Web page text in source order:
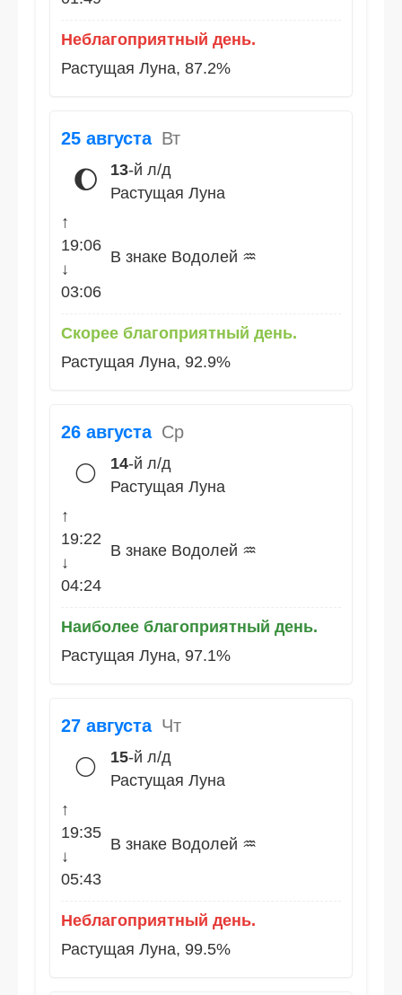
Неблагоприятный день.
Растущая Луна, 87.2%
25 августа Вт
🌔 13-й л/д
Растущая Луна
↑
19:06
↓
03:06
В знаке Водолей ♒
Скорее благоприятный день.
Растущая Луна, 92.9%
26 августа Ср
🌕 14-й л/д
Растущая Луна
↑
19:22
↓
04:24
В знаке Водолей ♒
Наиболее благоприятный день.
Растущая Луна, 97.1%
27 августа Чт
🌕 15-й л/д
Растущая Луна
↑
19:35
↓
05:43
В знаке Водолей ♒
Неблагоприятный день.
Растущая Луна, 99.5%